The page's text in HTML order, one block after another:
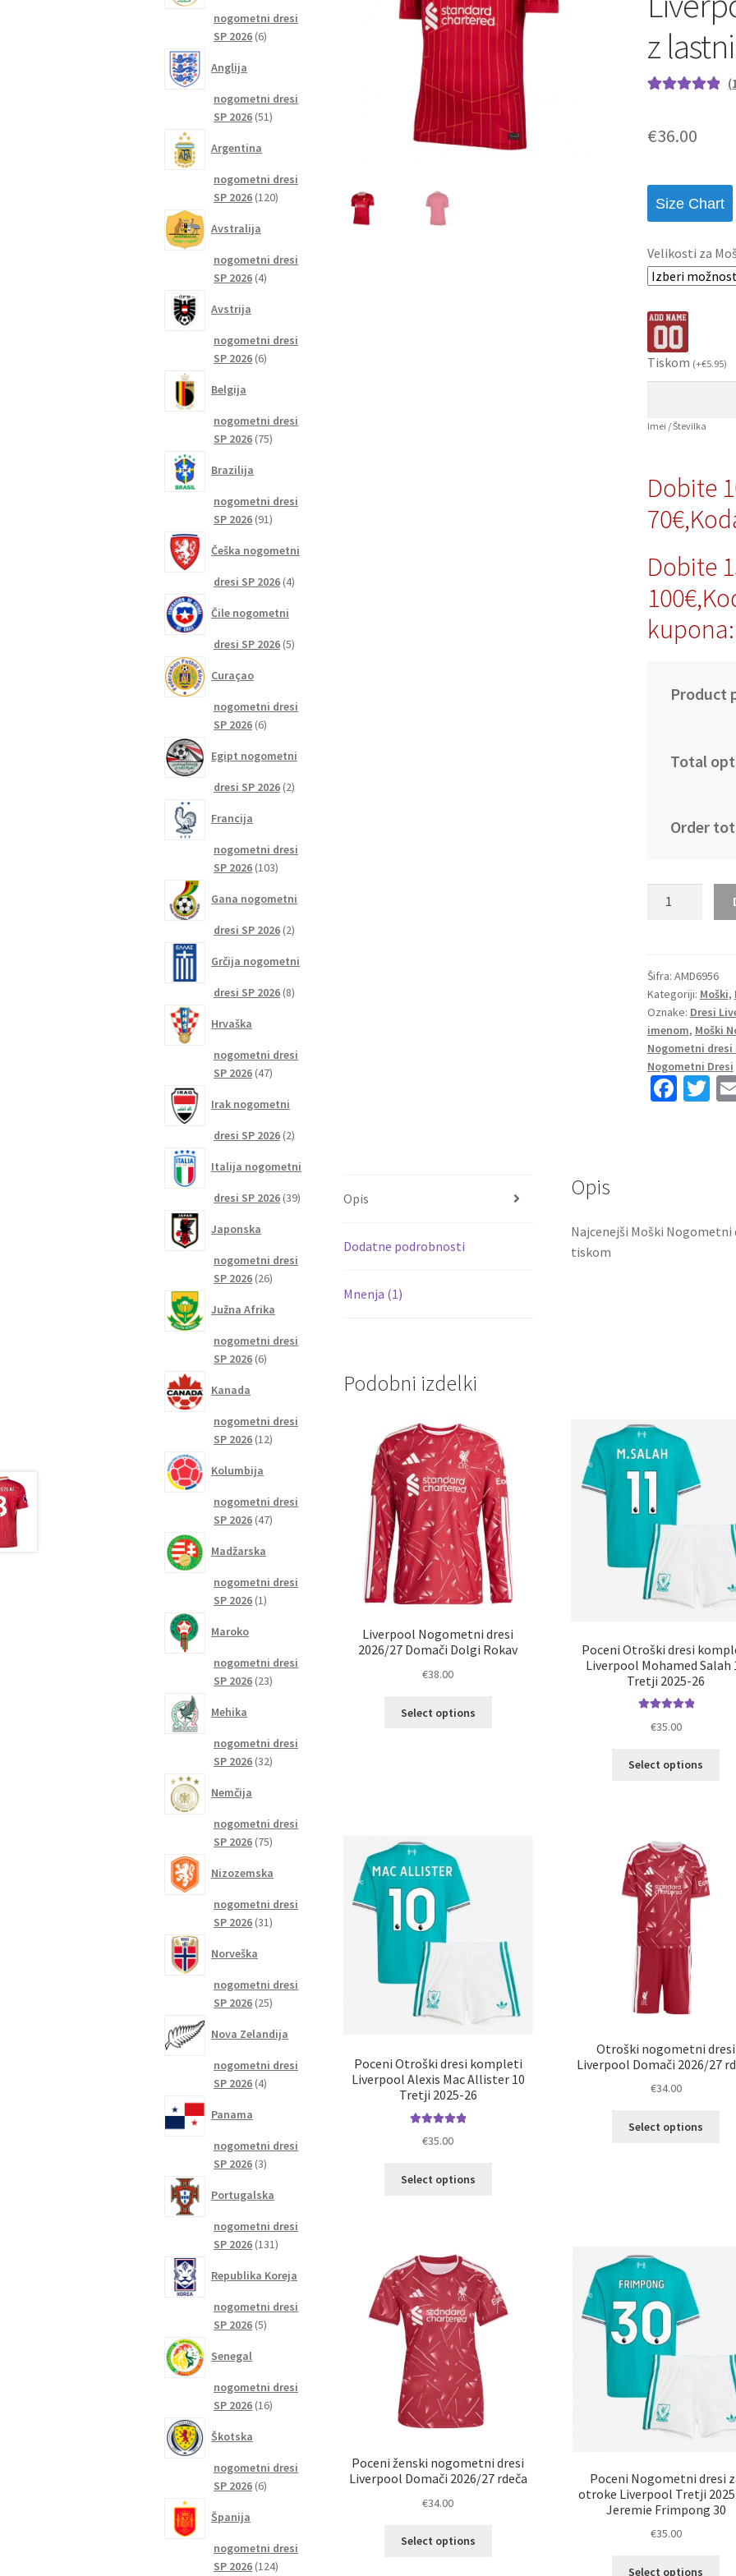
z
podlagi ocene
(
€36.00
Size Chart
Velikosti za
Tiskom (+€5.95)
Imei / Številka
Dobite
Dobite
Product
Total
Order
Liverpool
Domači
2024-
25
z
lastnim
tiskom
Šifra: AMD6956
Kategoriji: Moški,
Oznake: Dresi
imenom, Moški
Nogometni
Nogometni Dresi
Fa T
Opis
Dodatne podrobnosti
Mnenja (1)
Opis
Najcenejši Moški
tiskom
Podobni izdelki
Liverpool Nogometni dresi
2026/27 Domači Dolgi Rokav
€38.00
Select options
Poceni Otroški dresi
Liverpool Mohamed Salah
Tretji 2025-26
5.00od 5
€35.00
Select options
Poceni Otroški dresi kompleti
Liverpool Alexis Mac Allister 10
Tretji 2025-26
€35.00
Select options
lahko
izberete
na
Otroški nogometni dresi
Liverpool Domači 2026/27
€34.00
Select options
Poceni ženski nogometni dresi
Liverpool Domači 2026/27 rdeča
€34.00
Select options
Poceni Nogometni dresi
otroke Liverpool Tretji
Jeremie Frimpong 30
€35.00
Select options
nogometni dresi
SP 2026 66
Anglija
nogometni dresi
SP 2026 5151
Argentina
nogometni dresi
SP 2026 120120
Avstralija
nogometni dresi
SP 2026 44
Avstrija
nogometni dresi
SP 2026 66
Belgija
nogometni dresi
SP 2026 7575
Brazilija
nogometni dresi
SP 2026 9191
Češka nogometni
dresi SP 2026 44
Čile nogometni
dresi SP 2026 55
Curaçao
nogometni dresi
SP 2026 66
Egipt nogometni
dresi SP 2026 22
Francija
nogometni dresi
SP 2026 103103
Gana nogometni
dresi SP 2026 22
Grčija nogometni
dresi SP 2026 88
Hrvaška
nogometni dresi
SP 2026 4747
Irak nogometni
dresi SP 2026 22
Italija nogometni
dresi SP 2026 3939
Japonska
nogometni dresi
SP 2026 2626
Južna Afrika
nogometni dresi
SP 2026 66
Kanada
nogometni dresi
SP 2026 1212
Kolumbija
nogometni dresi
SP 2026 4747
Madžarska
nogometni dresi
SP 2026 11
Maroko
nogometni dresi
SP 2026 2323
Mehika
nogometni dresi
SP 2026 3232
Nemčija
nogometni dresi
SP 2026 7575
Nizozemska
nogometni dresi
SP 2026 3131
Norveška
nogometni dresi
SP 2026 2525
Nova Zelandija
nogometni dresi
SP 2026 44
Panama
nogometni dresi
SP 2026 33
Portugalska
nogometni dresi
SP 2026 131131
Republika Koreja
nogometni dresi
SP 2026 55
Senegal
nogometni dresi
SP 2026 1616
Škotska
nogometni dresi
SP 2026 66
Španija
nogometni dresi
SP 2026 124124